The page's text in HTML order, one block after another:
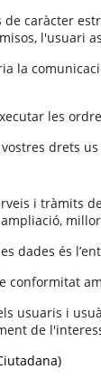
caràcter
l'usuari
la
les
drets
i tràmits
dades és
conformitat
usuaris i
de